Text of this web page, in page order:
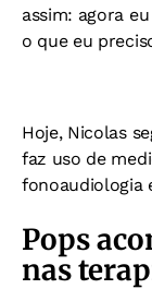
assim: agora
o que eu
Hoje, Nicolas
faz uso de
fonoaudiologia
Pops
nas